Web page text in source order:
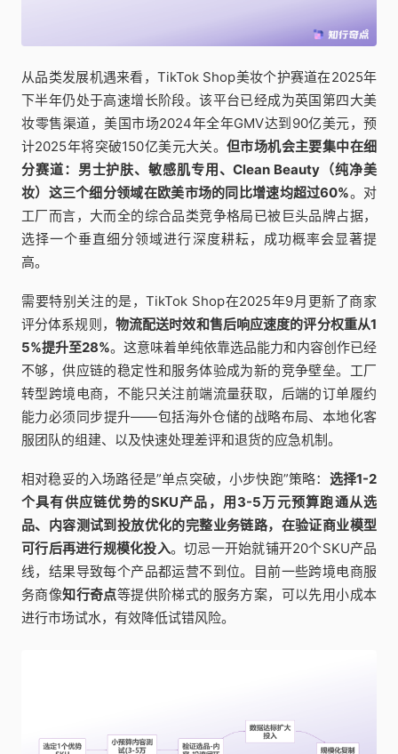
从品类发展机遇来看，TikTok Shop美妆个护赛道在2025年
下半年仍处于高速增长阶段。该平台已经成为英国第四大美
妆零售渠道，美国市场2024年全年GMV达到90亿美元，预
计2025年将突破150亿美元大关。但市场机会主要集中在细
分赛道：男士护肤、敏感肌专用、Clean Beauty（纯净美
妆）这三个细分领域在欧美市场的同比增速均超过60%。对
工厂而言，大而全的综合品类竞争格局已被巨头品牌占据，
选择一个垂直细分领域进行深度耕耘，成功概率会显著提
高。
需要特别关注的是，TikTok Shop在2025年9月更新了商家
评分体系规则， 物流配送时效和售后响应速度的评分权重从1
5%提升至28%。这意味着单纯依靠选品能力和内容创作已经
不够，供应链的稳定性和服务体验成为新的竞争壁垒。工厂
转型跨境电商，不能只关注前端流量获取，后端的订单履约
能力必须同步提升——包括海外仓储的战略布局、本地化客
服团队的组建、以及快速处理差评和退货的应急机制。
相对稳妥的入场路径是”单点突破，小步快跑”策略： 选择1-2
个具有供应链优势的SKU产品，用3-5万元预算跑通从选
品、内容测试到投放优化的完整业务链路，在验证商业模型
可行后再进行规模化投入。切忌一开始就铺开20个SKU产品
线，结果导致每个产品都运营不到位。目前一些跨境电商服
务商像知行奇点等提供阶梯式的服务方案，可以先用小成本
进行市场试水，有效降低试错风险。